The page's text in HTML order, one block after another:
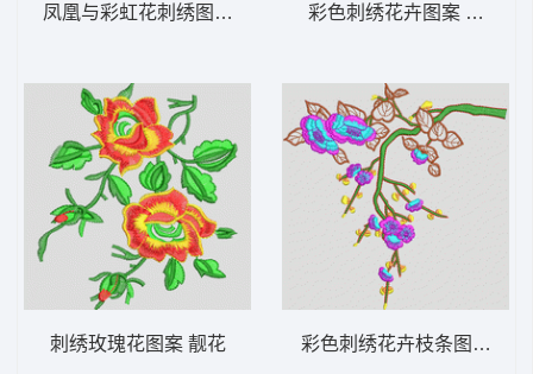
凤凰与彩虹花刺绣图案 凤凰 靓花
刺绣玫瑰花图案 靓花
彩色刺绣花卉图案 靓花
彩色刺绣花卉枝条图案 靓花